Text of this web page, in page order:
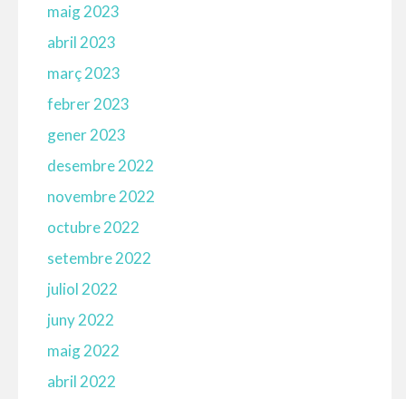
maig 2023
abril 2023
març 2023
febrer 2023
gener 2023
desembre 2022
novembre 2022
octubre 2022
setembre 2022
juliol 2022
juny 2022
maig 2022
abril 2022